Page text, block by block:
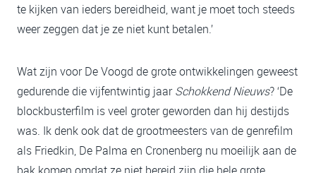
te kijken van ieders bereidheid, want je moet toch steeds
weer zeggen dat je ze niet kunt betalen.’
Wat zijn voor De Voogd de grote ontwikkelingen geweest
gedurende die vijfentwintig jaarSchokkend Nieuws? ‘De
blockbusterfilm is veel groter geworden dan hij destijds
was. Ik denk ook dat de grootmeesters van de genrefilm
als Friedkin, De Palma en Cronenberg nu moeilijk aan de